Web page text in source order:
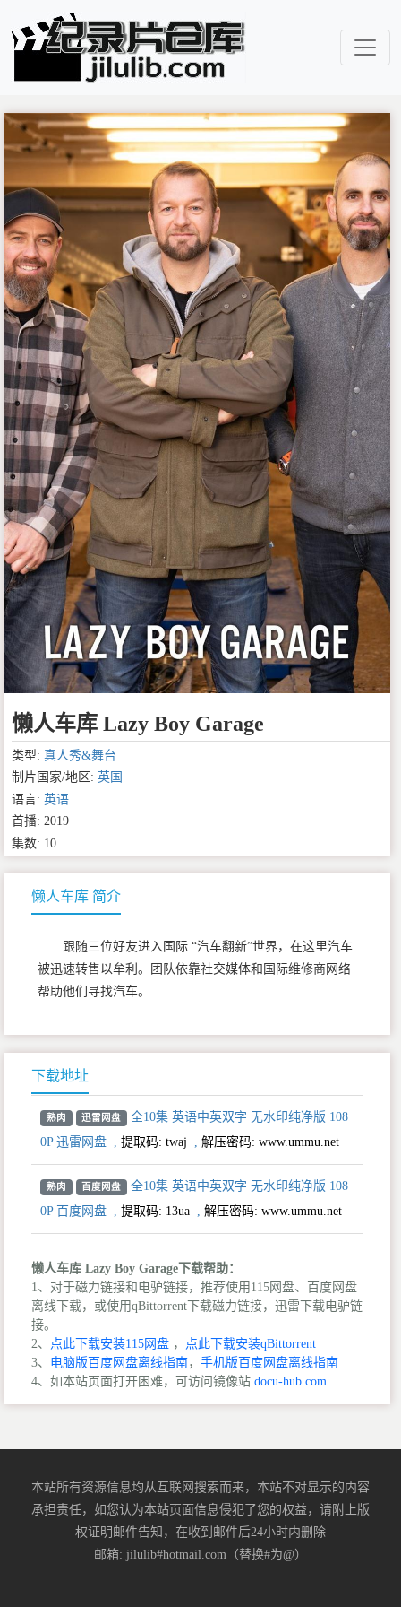
懒人车库 Lazy Boy Garage
类型: 真人秀&舞台
制片国家/地区: 英国
语言: 英语
首播: 2019
集数: 10
懒人车库 简介
跟随三位好友进入国际 “汽车翻新”世界，在这里汽车
被迅速转售以牟利。团队依靠社交媒体和国际维修商网络
帮助他们寻找汽车。
下载地址
熟肉 迅雷网盘
全10集 英语中英双字 无水印纯净版 108
0P 迅雷网盘 , 提取码: twaj , 解压密码: www.ummu.net
熟肉 百度网盘
全10集 英语中英双字 无水印纯净版 108
0P 百度网盘 , 提取码: 13ua , 解压密码: www.ummu.net
懒人车库 Lazy Boy Garage下载帮助：
1、对于磁力链接和电驴链接，推荐使用115网盘、百度网盘
离线下载，或使用qBittorrent下载磁力链接，迅雷下载电驴链
接。
2、 点此下载安装115网盘 ， 点此下载安装qBittorrent
3、 电脑版百度网盘离线指南， 手机版百度网盘离线指南
4、如本站页面打开困难，可访问镜像站 docu-hub.com
本站所有资源信息均从互联网搜索而来，本站不对显示的内容
承担责任，如您认为本站页面信息侵犯了您的权益，请附上版
权证明邮件告知，在收到邮件后24小时内删除
邮箱: jilulib#hotmail.com（替换#为@）